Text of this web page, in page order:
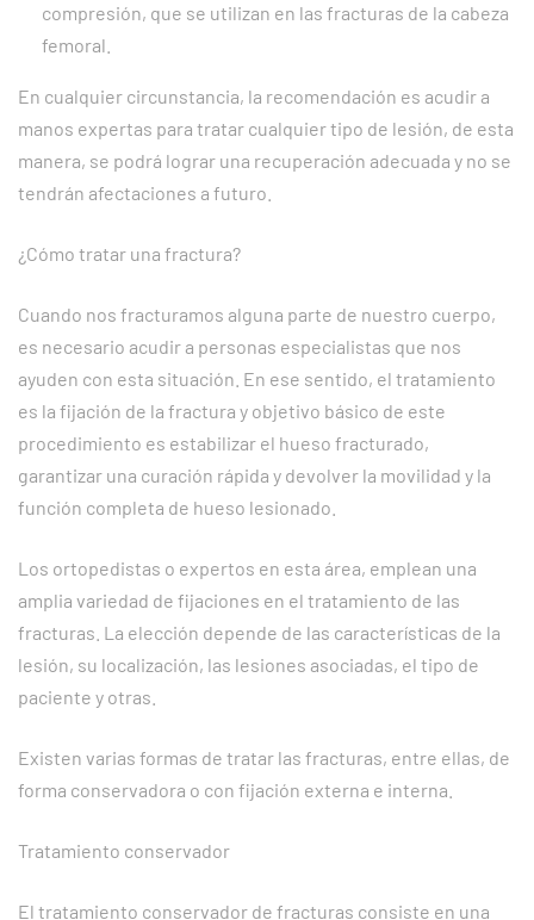
compresión, que se utilizan en las fracturas de la cabeza
femoral.
En cualquier circunstancia, la recomendación es acudir a
manos expertas para tratar cualquier tipo de lesión, de esta
manera, se podrá lograr una recuperación adecuada y no se
tendrán afectaciones a futuro.
¿Cómo tratar una fractura?
Cuando nos fracturamos alguna parte de nuestro cuerpo,
es necesario acudir a personas especialistas que nos
ayuden con esta situación. En ese sentido, el tratamiento
es la fijación de la fractura y objetivo básico de este
procedimiento es estabilizar el hueso fracturado,
garantizar una curación rápida y devolver la movilidad y la
función completa de hueso lesionado.
Los ortopedistas o expertos en esta área, emplean una
amplia variedad de fijaciones en el tratamiento de las
fracturas. La elección depende de las características de la
lesión, su localización, las lesiones asociadas, el tipo de
paciente y otras.
Existen varias formas de tratar las fracturas, entre ellas, de
forma conservadora o con fijación externa e interna.
Tratamiento conservador
El tratamiento conservador de fracturas consiste en una